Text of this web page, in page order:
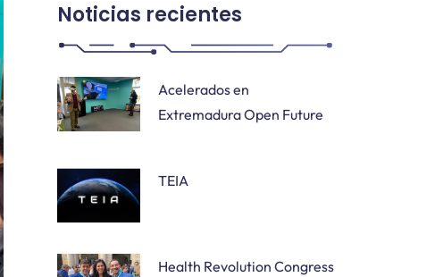
Noticias recientes
Acelerados en
Extremadura Open Future
TEIA
Health Revolution Congress